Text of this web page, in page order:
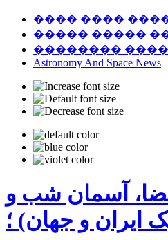
���� ����
����� �����
��������
Astronomy And Space News
آسمان شب و
ایران و جهان) ؛